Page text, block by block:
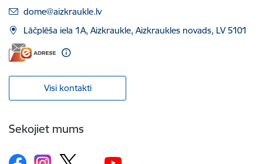
E-pasts:
dome@aizkraukle.lv
Lāčplēša iela 1A, Aizkraukle, Aizkraukles novads, LV 5101
Visi kontakti
Sekojiet mums